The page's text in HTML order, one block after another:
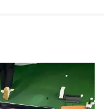
日スイングチェック
レーも可能！
択いただけます。(